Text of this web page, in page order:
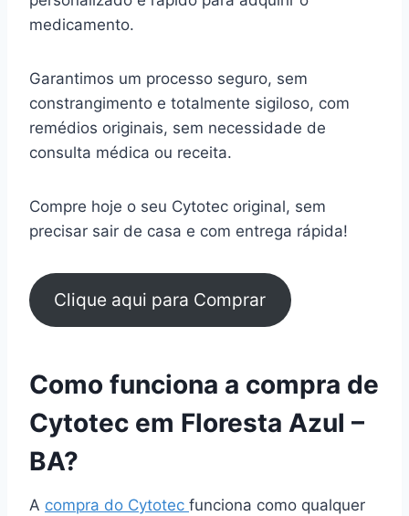
medicamento.
Garantimos um processo seguro, sem
constrangimento e totalmente sigiloso, com
remédios originais, sem necessidade de
consulta médica ou receita.
Compre hoje o seu Cytotec original, sem
precisar sair de casa e com entrega rápida!
Clique aqui para Comprar
Como funciona a compra de
Cytotec em Floresta Azul –
BA?
A compra do Cytotec funciona como qualquer